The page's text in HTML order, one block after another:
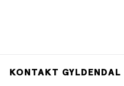
KONTAKT GYLDENDAL